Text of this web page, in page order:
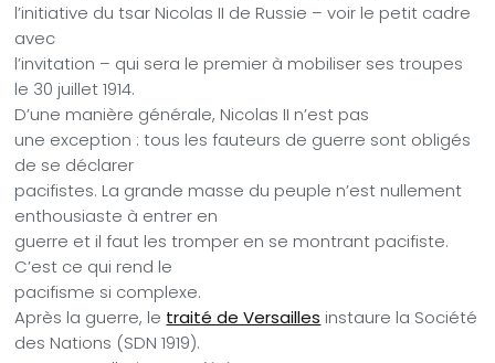
l’initiative du tsar Nicolas II de Russie – voir le petit cadre
avec
l’invitation – qui sera le premier à mobiliser ses troupes
le 30 juillet 1914.
D’une manière générale, Nicolas II n’est pas
une exception : tous les fauteurs de guerre sont obligés
de se déclarer
pacifistes. La grande masse du peuple n’est nullement
enthousiaste à entrer en
guerre et il faut les tromper en se montrant pacifiste.
C’est ce qui rend le
pacifisme si complexe.
Après la guerre, le traité de Versailles instaure la Société
des Nations (SDN 1919).